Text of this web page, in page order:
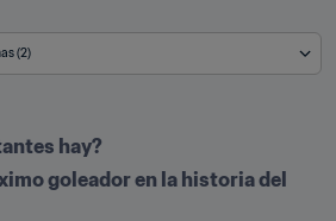
(2)
hay?
goleador en la historia del